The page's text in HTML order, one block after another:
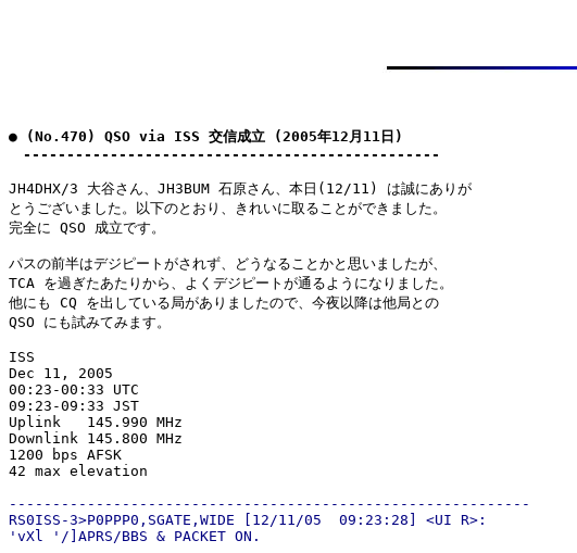
● (No.470) QSO via ISS 交信成立 (2005年12月11日)
------------------------------------------------
JH4DHX/3 大谷さん、JH3BUM 石原さん、本日(12/11) は誠にありが
とうございました。以下のとおり、きれいに取ることができました。
完全に QSO 成立です。
パスの前半はデジピートがされず、どうなることかと思いましたが、
TCA を過ぎたあたりから、よくデジピートが通るようになりました。
他にも CQ を出している局がありましたので、今夜以降は他局との
QSO にも試みてみます。
ISS
Dec 11, 2005
00:23-00:33 UTC
09:23-09:33 JST
Uplink   145.990 MHz
Downlink 145.800 MHz
1200 bps AFSK
------------------------------------------------------------
RS0ISS-3>P0PPP0,SGATE,WIDE [12/11/05  09:23:28] <UI R>:
'vXl '/]APRS/BBS & PACKET ON.